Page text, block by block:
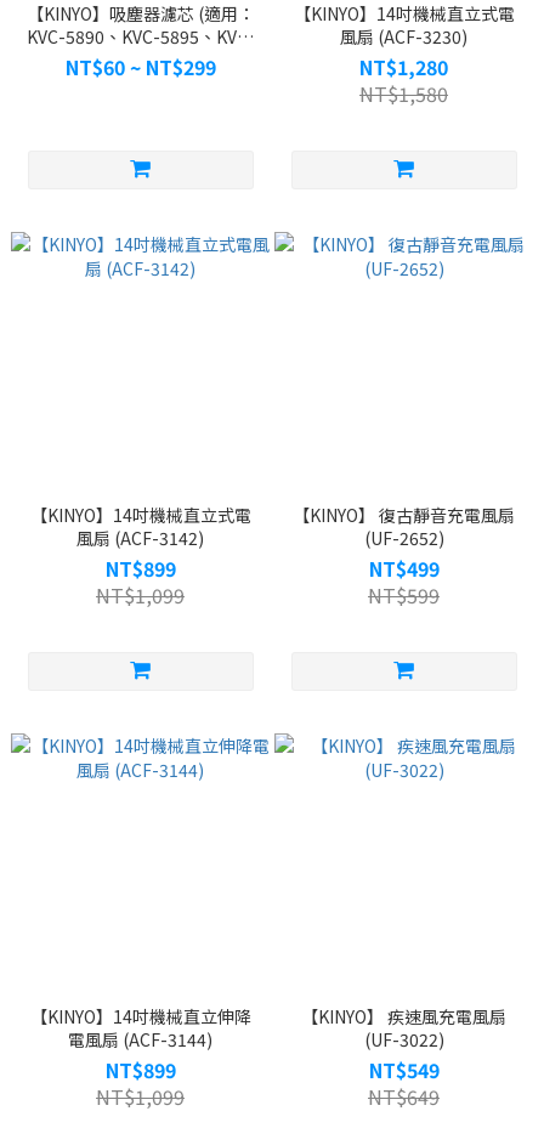
【KINYO】吸塵器濾芯 (適用：
KVC-5890、KVC-5895、KVC-
5900、KVC-5935、KVC-
5945、KVC-6505、KVC-
NT$60 ~ NT$299
【KINYO】14吋機械直立式電
風扇 (ACF-3230)
NT$1,280
NT$1,580
【KINYO】14吋機械直立式電
風扇 (ACF-3142)
NT$899
NT$1,099
【KINYO】 復古靜音充電風扇
(UF-2652)
NT$499
NT$599
【KINYO】14吋機械直立伸降
電風扇 (ACF-3144)
NT$899
NT$1,099
【KINYO】 疾速風充電風扇
(UF-3022)
NT$549
NT$649